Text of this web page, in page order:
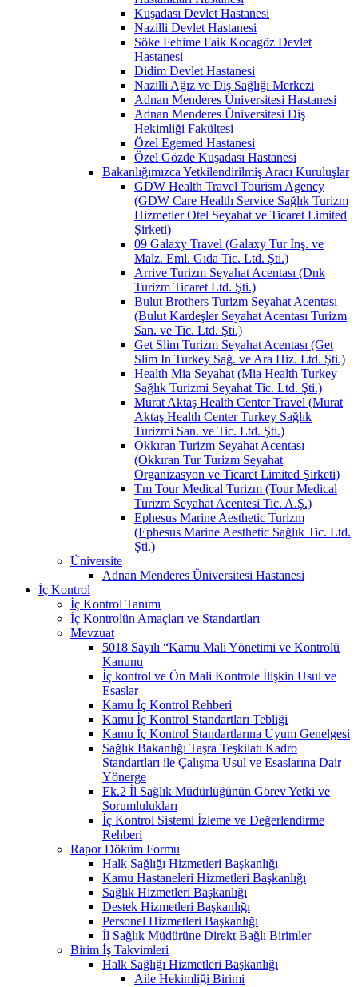
Kuşadası Devlet Hastanesi
Nazilli Devlet Hastanesi
Söke Fehime Faik Kocagöz Devlet
Hastanesi
Didim Devlet Hastanesi
Nazilli Ağız ve Diş Sağlığı Merkezi
Adnan Menderes Üniversitesi Hastanesi
Adnan Menderes Üniversitesi Diş
Hekimliği Fakültesi
Özel Egemed Hastanesi
Özel Gözde Kuşadası Hastanesi
Bakanlığımızca Yetkilendirilmiş Aracı Kuruluşlar
GDW Health Travel Tourism Agency
(GDW Care Health Service Sağlık Turizm
Hizmetler Otel Seyahat ve Ticaret Limited
Şirketi)
09 Galaxy Travel (Galaxy Tur İnş. ve
Malz. Eml. Gıda Tic. Ltd. Şti.)
Arrive Turizm Seyahat Acentası (Dnk
Turizm Ticaret Ltd. Şti.)
Bulut Brothers Turizm Seyahat Acentası
(Bulut Kardeşler Seyahat Acentası Turizm
San. ve Tic. Ltd. Şti.)
Get Slim Turizm Seyahat Acentası (Get
Slim In Turkey Sağ. ve Ara Hiz. Ltd. Şti.)
Health Mia Seyahat (Mia Health Turkey
Sağlık Turizmi Seyahat Tic. Ltd. Şti.)
Murat Aktaş Health Center Travel (Murat
Aktaş Health Center Turkey Sağlık
Turizmi San. ve Tic. Ltd. Şti.)
Okkıran Turizm Seyahat Acentası
(Okkıran Tur Turizm Seyahat
Organizasyon ve Ticaret Limited Şirketi)
Tm Tour Medical Turizm (Tour Medical
Turizm Seyahat Acentesi Tic. A.Ş.)
Ephesus Marine Aesthetic Turizm
(Ephesus Marine Aesthetic Sağlık Tic. Ltd.
Şti.)
Üniversite
Adnan Menderes Üniversitesi Hastanesi
İç Kontrol
İç Kontrol Tanımı
İç Kontrolün Amaçları ve Standartları
Mevzuat
5018 Sayılı “Kamu Mali Yönetimi ve Kontrolü
Kanunu
İç kontrol ve Ön Mali Kontrole İlişkin Usul ve
Esaslar
Kamu İç Kontrol Rehberi
Kamu İç Kontrol Standartları Tebliği
Kamu İç Kontrol Standartlarına Uyum Genelgesi
Sağlık Bakanlığı Taşra Teşkilatı Kadro
Standartları ile Çalışma Usul ve Esaslarına Dair
Yönerge
Ek.2 İl Sağlık Müdürlüğünün Görev Yetki ve
Sorumlulukları
İç Kontrol Sistemi İzleme ve Değerlendirme
Rehberi
Rapor Döküm Formu
Halk Sağlığı Hizmetleri Başkanlığı
Kamu Hastaneleri Hizmetleri Başkanlığı
Sağlık Hizmetleri Başkanlığı
Destek Hizmetleri Başkanlığı
Personel Hizmetleri Başkanlığı
İl Sağlık Müdürüne Direkt Bağlı Birimler
Birim İş Takvimleri
Halk Sağlığı Hizmetleri Başkanlığı
Aile Hekimliği Birimi